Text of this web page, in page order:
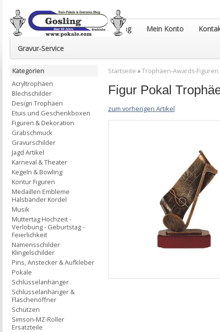
Euro-Pokale & Gravur-Shop Gosling Mein Konto
Gravur-Service
Startseite »Trophäen-Awards-Figuren
Figur Pokal
zum vorherigen Artikel
Kategorien
Acryltrophäen
Blechschilder
Design Trophäen
Etuis und Geschenkboxen
Figuren & Dekoration
Grabschmuck
Gravurschilder
Jagd Artikel
Karneval & Theater
Kegeln & Bowling
Kontur Figuren
Medaillen Embleme
Halsbänder Kordel
Musik
Muttertag Hochzeit -
Verlobung - Geburtstag -
Feierlichkeit
Namensschilder
Klingelschilder
Pins, Anstecker & Aufkleber
Pokale
Schlüsselanhänger
Schlüsselanhänger &
Flaschenöffner
Schützen
Simson-MZ-Roller
Ersatzteile